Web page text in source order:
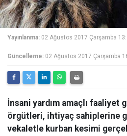
Yayınlanma: 02 Ağustos 2017 Çarşamba
Güncelleme: 02 Ağustos 2017 Çarşamba
İnsani yardım amaçlı
örgütleri, ihtiyaç sahiplerine
vekaletle kurban kesimi